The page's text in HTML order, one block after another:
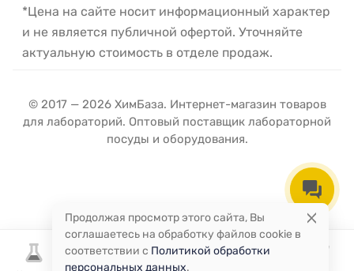
*Цена на сайте носит информационный характер
и не является публичной офертой. Уточняйте
актуальную стоимость в отделе продаж.
© 2017 — 2026 ХимБаза. Интернет-магазин товаров
для лабораторий. Оптовый поставщик лабораторной
посуды и оборудования.
Продолжая просмотр этого сайта, Вы
соглашаетесь на обработку файлов cookie в
соответствии с Политикой обработки
персональных данных.